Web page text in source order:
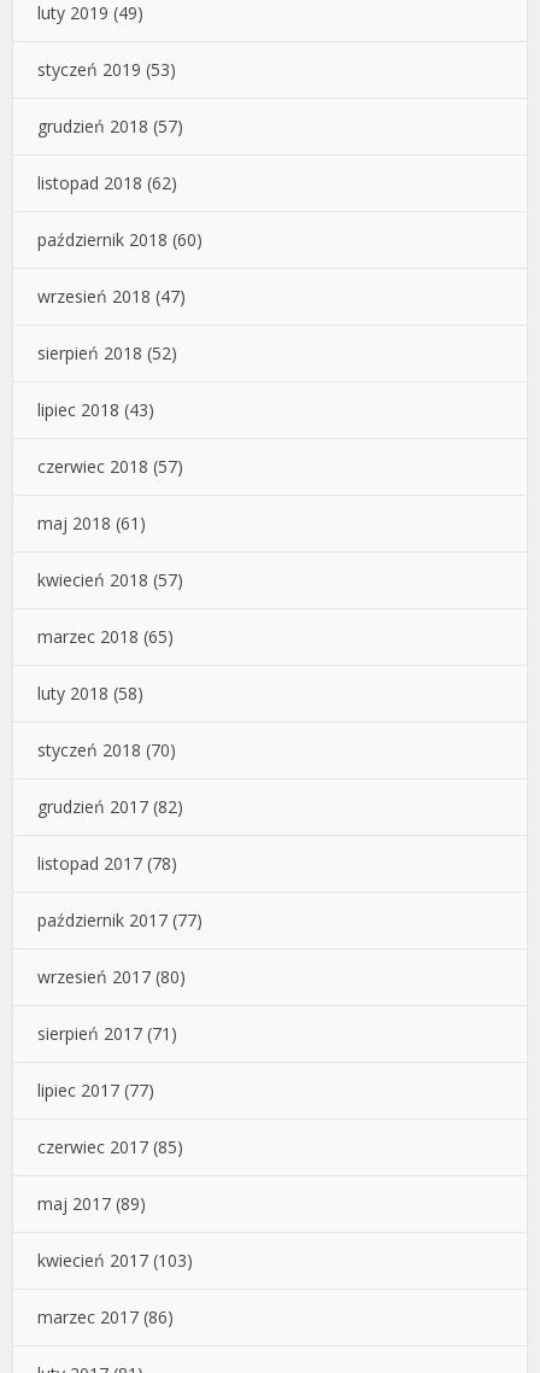
luty 2019 (49)
styczeń 2019 (53)
grudzień 2018 (57)
listopad 2018 (62)
październik 2018 (60)
wrzesień 2018 (47)
sierpień 2018 (52)
lipiec 2018 (43)
czerwiec 2018 (57)
maj 2018 (61)
kwiecień 2018 (57)
marzec 2018 (65)
luty 2018 (58)
styczeń 2018 (70)
grudzień 2017 (82)
listopad 2017 (78)
październik 2017 (77)
wrzesień 2017 (80)
sierpień 2017 (71)
lipiec 2017 (77)
czerwiec 2017 (85)
maj 2017 (89)
kwiecień 2017 (103)
marzec 2017 (86)